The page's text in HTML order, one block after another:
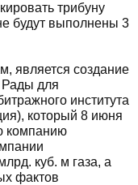
трибуну
будут выполнены 3
является создание
Рады для
института
который 8 июня
компанию
куб. м газа, а
фактов